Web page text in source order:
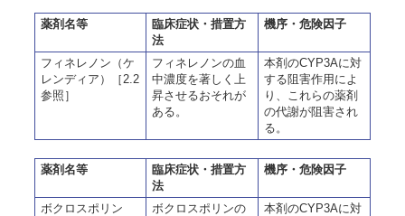
薬剤名等
臨床症状・措置方
法
機序・危険因子
フィネレノン（ケ
レンディア）［2.2
参照］
フィネレノンの血
中濃度を著しく上
昇させるおそれが
ある。
本剤のCYP3Aに対
する阻害作用によ
り、これらの薬剤
の代謝が阻害され
る。
薬剤名等
臨床症状・措置方
法
機序・危険因子
ボクロスポリン
ボクロスポリンの
本剤のCYP3Aに対